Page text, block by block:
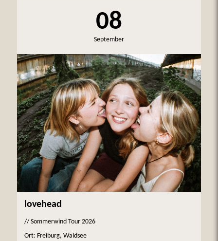
08
September
lovehead
// Sommerwind Tour 2026
Ort: Freiburg, Waldsee